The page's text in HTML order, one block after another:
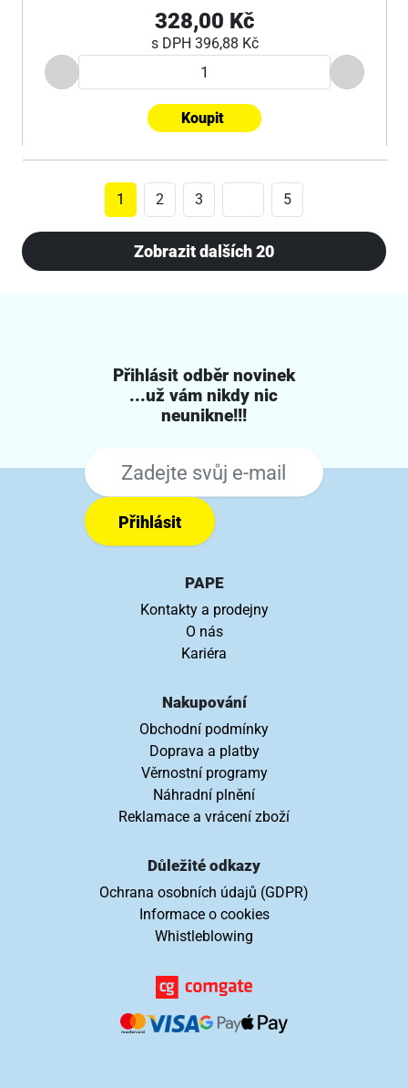
328,00 Kč
s DPH 396,88 Kč
Koupit
1 2 3 5
Zobrazit dalších 20
Přihlásit odběr novinek
...už vám nikdy nic
neunikne!!!
Přihlásit
PAPE
Kontakty a prodejny
O nás
Kariéra
Nakupování
Obchodní podmínky
Doprava a platby
Věrnostní programy
Náhradní plnění
Reklamace a vrácení zboží
Důležité odkazy
Ochrana osobních údajů (GDPR)
Informace o cookies
Whistleblowing